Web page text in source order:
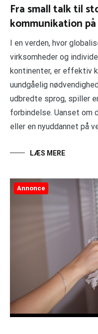
Fra small talk til
kommunikation
I en verden, hvor
virksomheder og
kontinenter, er effektiv
uundgåelig
udbredte sprog, spiller
forbindelse. Uanset om
eller en nyuddannet på
LÆS MERE
Annonce